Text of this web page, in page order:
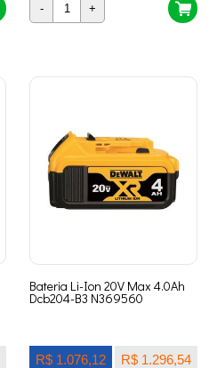
- +
Bateria Li-Ion 20V Max 4.0Ah
Dcb204-B3 N369560
R$ 1.076,12 R$ 1.296,54